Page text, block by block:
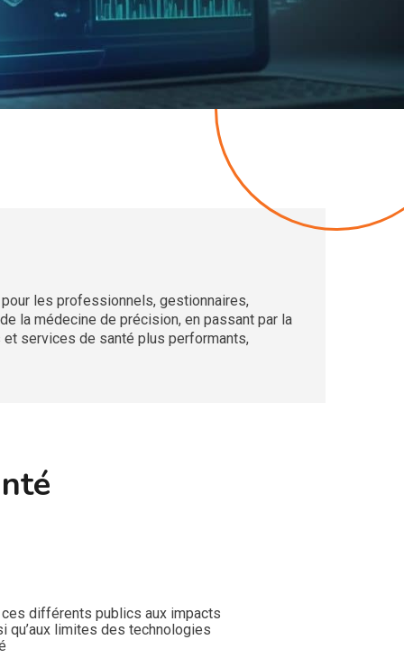
les professionnels, gestionnaires,
la médecine de précision, en passant par la
services de santé plus performants,
différents publics aux impacts
qu’aux limites des technologies